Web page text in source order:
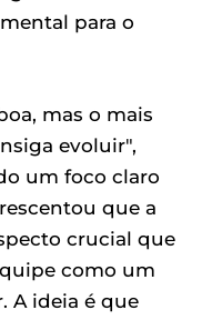
para o
mas o mais
evoluir",
um foco claro
que a
crucial que
como um
A ideia é que